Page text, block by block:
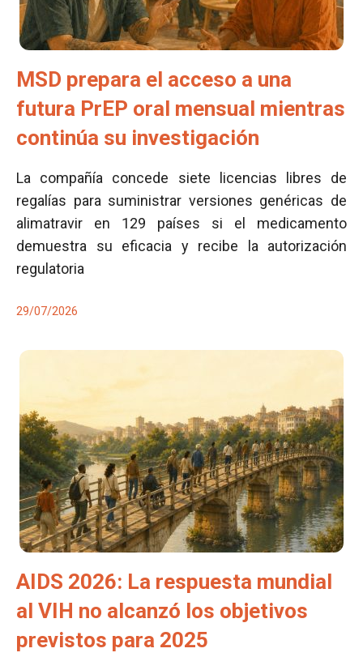
MSD prepara el acceso a una
futura PrEP oral mensual mientras
continúa su investigación
La compañía concede siete licencias libres de
regalías para suministrar versiones genéricas de
alimatravir en 129 países si el medicamento
demuestra su eficacia y recibe la autorización
regulatoria
29/07/2026
AIDS 2026: La respuesta mundial
al VIH no alcanzó los objetivos
previstos para 2025